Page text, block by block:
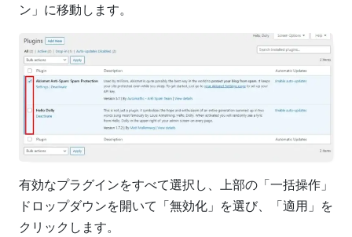
ン」に移動します。
有効なプラグインをすべて選択し、上部の「一括操作」
ドロップダウンを開いて「無効化」を選び、「適用」を
クリックします。